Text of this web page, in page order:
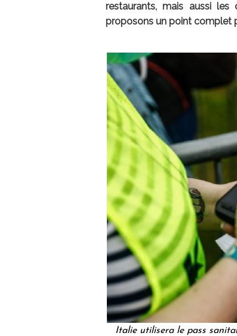
restaurants, mais aussi les
proposons un point complet
Italie utilisera le pass